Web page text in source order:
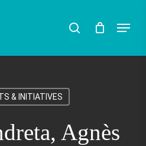
search Menu
& INITIATIVES
Agnès